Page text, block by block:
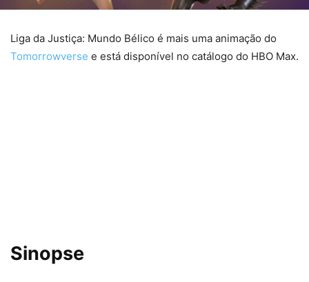
Liga da Justiça: Mundo Bélico é mais uma animação do
Tomorrowverse e está disponível no catálogo do HBO Max.
Sinopse